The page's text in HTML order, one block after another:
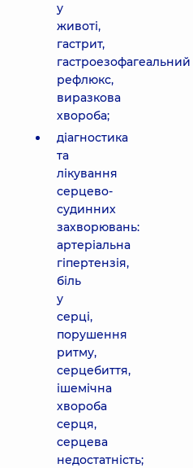
у
животі,
гастрит,
гастроезофагеальний
рефлюкс,
виразкова
хвороба;
діагностика
та
лікування
серцево-
судинних
захворювань:
артеріальна
гіпертензія,
біль
у
серці,
порушення
ритму,
серцебиття,
ішемічна
хвороба
серця,
серцева
недостатність;